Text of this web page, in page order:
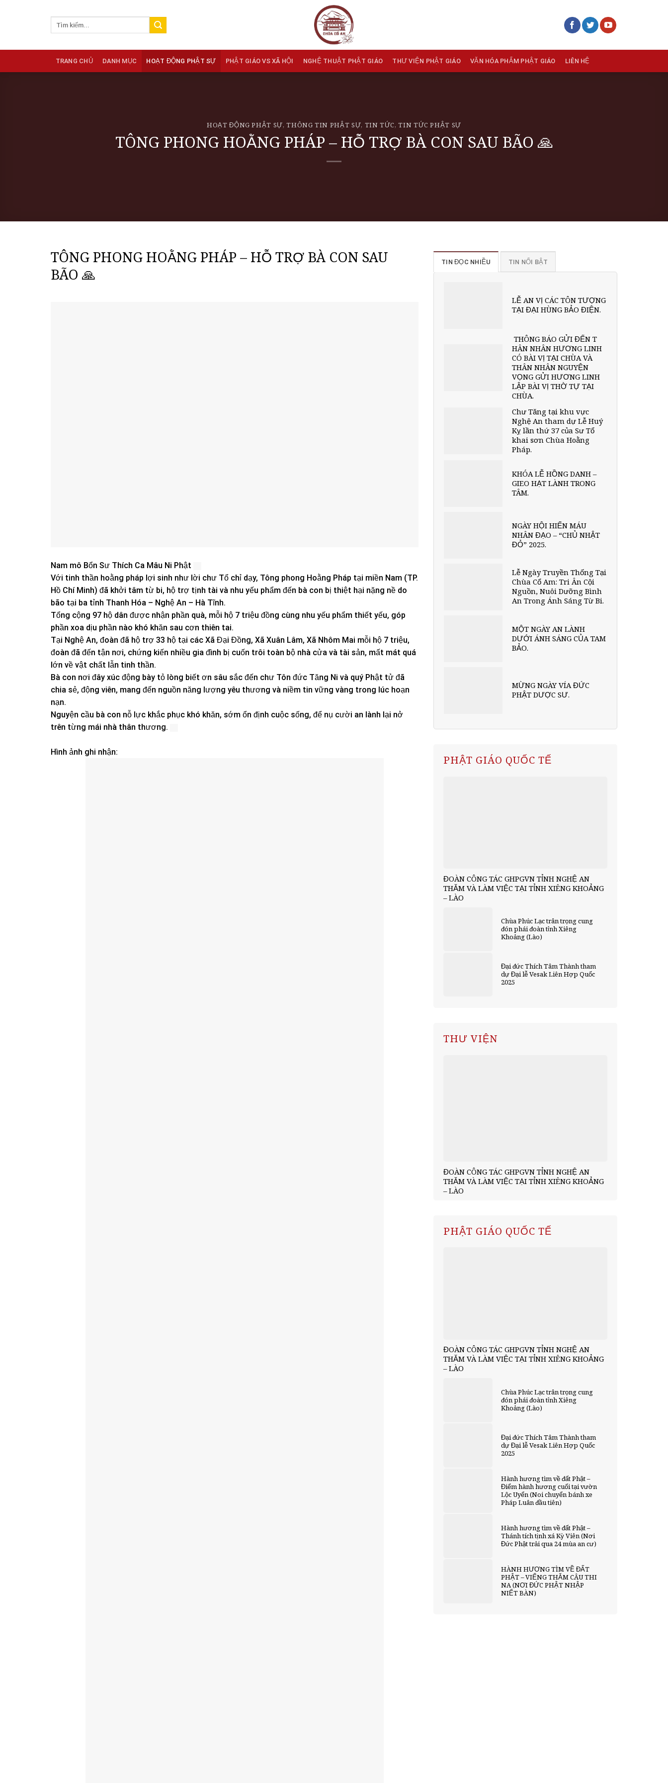
TRANG CHỦ DANH MỤC HOẠT ĐỘNG PHẬT SỰ PHẬT GIÁO VS XÃ HỘI NGHỆ THUẬT PHẬT GIÁO THƯ VIỆN PHẬT GIÁO VĂN HÓA PHẨM PHẬT GIÁO LIÊN HỆ
HOẠT ĐỘNG PHẬT SỰ,THÔNG TIN PHẬT SỰ, TIN TỨC,TIN TỨC PHẬT SỰ
TÔNG PHONG HOẰNG PHÁP – HỖ TRỢ BÀ CON SAU BÃO 🙏
TÔNG PHONG HOẰNG PHÁP – HỖ TRỢ BÀ CON SAU
BÃO 🙏
Nam mô Bổn Sư Thích Ca Mâu Ni Phật
Với tinh thần hoằng pháp lợi sinh như lời chư Tổ chỉ dạy, Tông phong Hoằng Pháp tại miền Nam (TP.
Hồ Chí Minh) đã khởi tâm từ bi, hộ trợ tịnh tài và nhu yếu phẩm đến bà con bị thiệt hại nặng nề do
bão tại ba tỉnh Thanh Hóa – Nghệ An – Hà Tĩnh.
Tổng cộng 97 hộ dân được nhận phần quà, mỗi hộ 7 triệu đồng cùng nhu yếu phẩm thiết yếu, góp
phần xoa dịu phần nào khó khăn sau cơn thiên tai.
Tại Nghệ An, đoàn đã hộ trợ 33 hộ tại các Xã Đại Đồng, Xã Xuân Lâm, Xã Nhôm Mai mỗi hộ 7 triệu,
đoàn đã đến tận nơi, chứng kiến nhiều gia đình bị cuốn trôi toàn bộ nhà cửa và tài sản, mất mát quá
lớn về vật chất lẫn tinh thần.
Bà con nơi đây xúc động bày tỏ lòng biết ơn sâu sắc đến chư Tôn đức Tăng Ni và quý Phật tử đã
chia sẻ, động viên, mang đến nguồn năng lượng yêu thương và niềm tin vững vàng trong lúc hoạn
nạn.
Nguyện cầu bà con nỗ lực khắc phục khó khăn, sớm ổn định cuộc sống, để nụ cười an lành lại nở
trên từng mái nhà thân thương.
Hình ảnh ghi nhận:
TIN ĐỌC NHIỀU TIN NỔI BẬT
LỄ AN VỊ CÁC TÔN TƯỢNG
TẠI ĐẠI HÙNG BẢO ĐIỆN.
THÔNG BÁO GỬI ĐẾN T
HÂN NHÂN HƯƠNG LINH
CÓ BÀI VỊ TẠI CHÙA VÀ
THÂN NHÂN NGUYỆN
VỌNG GỬI HƯƠNG LINH
LẬP BÀI VỊ THỜ TỰ TẠI
CHÙA.
Chư Tăng tại khu vực
Nghệ An tham dự Lễ Huý
Kỵ lần thứ 37 của Sư Tổ
khai sơn Chùa Hoằng
Pháp.
KHÓA LỄ HỒNG DANH –
GIEO HẠT LÀNH TRONG
TÂM.
NGÀY HỘI HIẾN MÁU
NHÂN ĐẠO – “CHỦ NHẬT
ĐỎ” 2025.
Lễ Ngày Truyền Thống Tại
Chùa Cổ Am: Tri Ân Cội
Nguồn, Nuôi Dưỡng Bình
An Trong Ánh Sáng Từ Bi.
MỘT NGÀY AN LÀNH
DƯỚI ÁNH SÁNG CỦA TAM
BẢO.
MỪNG NGÀY VÍA ĐỨC
PHẬT DƯỢC SƯ.
PHẬT GIÁO QUỐC TẾ
ĐOÀN CÔNG TÁC GHPGVN TỈNH NGHỆ AN
THĂM VÀ LÀM VIỆC TẠI TỈNH XIÊNG KHOẢNG
– LÀO
Chùa Phúc Lạc trân trọng cung
đón phái đoàn tỉnh Xiêng
Khoảng (Lào)
Đại đức Thích Tâm Thành tham
dự Đại lễ Vesak Liên Hợp Quốc
2025
THƯ VIỆN
ĐOÀN CÔNG TÁC GHPGVN TỈNH NGHỆ AN
THĂM VÀ LÀM VIỆC TẠI TỈNH XIÊNG KHOẢNG
– LÀO
PHẬT GIÁO QUỐC TẾ
ĐOÀN CÔNG TÁC GHPGVN TỈNH NGHỆ AN
THĂM VÀ LÀM VIỆC TẠI TỈNH XIÊNG KHOẢNG
– LÀO
Chùa Phúc Lạc trân trọng cung
đón phái đoàn tỉnh Xiêng
Khoảng (Lào)
Đại đức Thích Tâm Thành tham
dự Đại lễ Vesak Liên Hợp Quốc
2025
Hành hương tìm về đất Phật –
Điểm hành hương cuối tại vườn
Lộc Uyển (Noi chuyển bánh xe
Pháp Luân đầu tiên)
Hành hương tìm về đất Phật –
Thánh tích tịnh xá Kỳ Viên (Nơi
Đức Phật trải qua 24 mùa an cư)
HÀNH HƯƠNG TÌM VỀ ĐẤT
PHẬT – VIẾNG THĂM CÂU THI
NA (NƠI ĐỨC PHẬT NHẬP
NIẾT BÀN)